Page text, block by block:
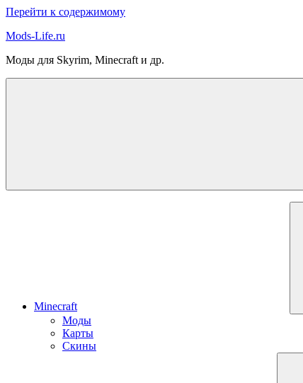
Перейти к содержимому
Mods-Life.ru
Моды для Skyrim, Minecraft и др.
Minecraft
Моды
Карты
Скины